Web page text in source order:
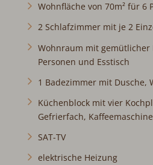
Wohnfläche von 70m² für 6
2 Schlafzimmer mit je 2
Wohnraum mit gemütlicher
Personen und Esstisch
1 Badezimmer mit Dusche,
Küchenblock mit vier
Gefrierfach,
SAT-TV
elektrische Heizung